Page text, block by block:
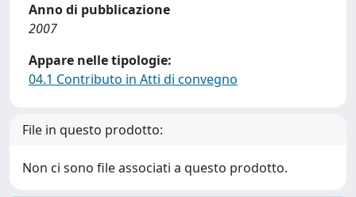
Anno di pubblicazione
2007
Appare nelle tipologie:
04.1 Contributo in Atti di convegno
File in questo prodotto:
Non ci sono file associati a questo prodotto.